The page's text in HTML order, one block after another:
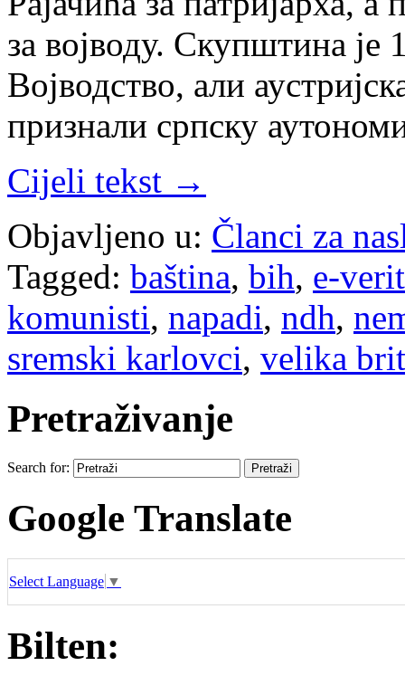
за војводу. Скупштина је
Војводство, али
признали српску
Cijeli tekst →
Objavljeno u: Članci za
Tagged: baština, bih, e-
komunisti, napadi, ndh,
sremski karlovci, velika
Pretraživanje
Search for:
Google Translate
Select Language ▼
Bilten: